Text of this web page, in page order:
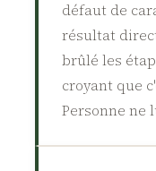
défaut de
résultat
brûlé les
croyant que
Personne ne